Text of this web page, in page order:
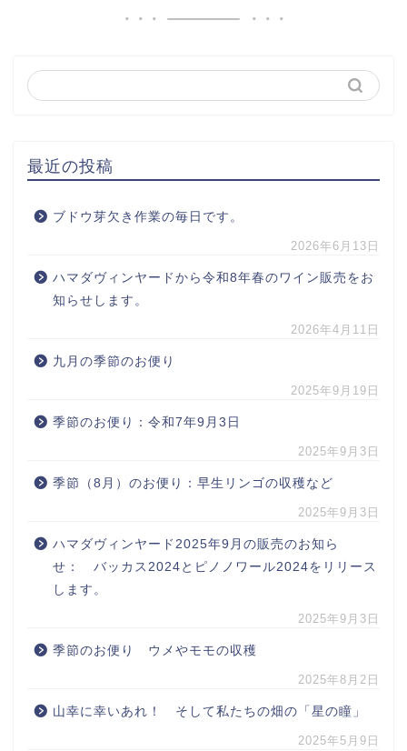
最近の投稿
ブドウ芽欠き作業の毎日です。
2026年6月13日
ハマダヴィンヤードから令和8年春のワイン販売をお
知らせします。
2026年4月11日
九月の季節のお便り
2025年9月19日
季節のお便り：令和7年9月3日
2025年9月3日
季節（8月）のお便り：早生リンゴの収穫など
2025年9月3日
ハマダヴィンヤード2025年9月の販売のお知ら
せ： バッカス2024とピノノワール2024をリリース
します。
2025年9月3日
季節のお便り ウメやモモの収穫
2025年8月2日
山幸に幸いあれ！ そして私たちの畑の「星の瞳」
2025年5月9日